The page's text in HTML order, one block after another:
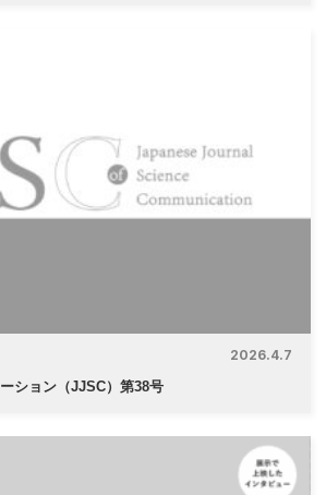
2026.4.7
ション（JJSC）第38号